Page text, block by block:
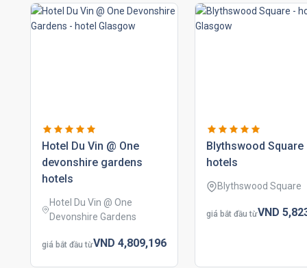
hotel du vin @ one
devonshire gardens
hotels
Hotel Du Vin @ One
Devonshire Gardens
giá bắt đầu từVND 4,809,196
blythswood square
hotels
Blythswood Square
giá bắt đầu từVND